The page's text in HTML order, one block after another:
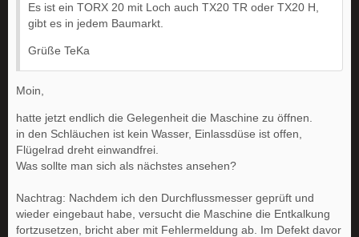
Es ist ein TORX 20 mit Loch auch TX20 TR oder TX20 H,
gibt es in jedem Baumarkt.
Grüße TeKa
Moin,
hatte jetzt endlich die Gelegenheit die Maschine zu öffnen.
in den Schläuchen ist kein Wasser, Einlassdüse ist offen,
Flügelrad dreht einwandfrei.
Was sollte man sich als nächstes ansehen?
Nachtrag: Nachdem ich den Durchflussmesser geprüft und
wieder eingebaut habe, versucht die Maschine die Entkalkung
fortzusetzen, bricht aber mit Fehlermeldung ab. Im Defekt davor